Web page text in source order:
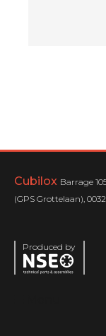
Cubilox Barrage
(GPS Grottelaan),
Produced by